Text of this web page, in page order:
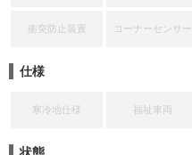
衝突防止装置 コーナーセンサー
仕様
寒冷地仕様 福祉車両